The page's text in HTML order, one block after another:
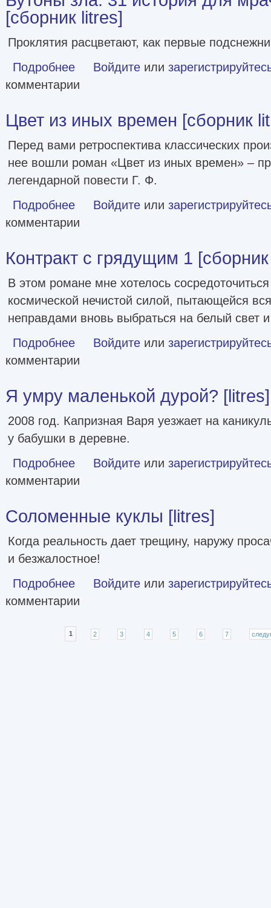
[сборник litres]
Проклятия расцветают, как первые
Подробнее о Бутоны зла. 31 история для мрачных вечеров
Войдите или
комментарии
Цвет из иных времен [сборник
Перед вами ретроспектива классических
нее вошли роман «Цвет из иных времен» –
легендарной повести Г. Ф.
Подробнее о Цвет из иных времен [сборник litres]
Войдите или
комментарии
Контракт с грядущим 1
В этом романе мне хотелось
космической нечистой силой, пытающейся
неправдами вновь выбраться на белый свет
Подробнее о Контракт с грядущим 1 [сборник litres]
Войдите или
комментарии
Я умру маленькой дурой? [litres]
2008 год. Капризная Варя уезжает на
у бабушки в деревне.
Подробнее о Я умру маленькой дурой? [litres]
Войдите или
комментарии
Соломенные куклы [litres]
Когда реальность дает трещину, наружу
и безжалостное!
Подробнее о Соломенные куклы [litres]
Войдите или
комментарии
1 2 3 4 5 6 7